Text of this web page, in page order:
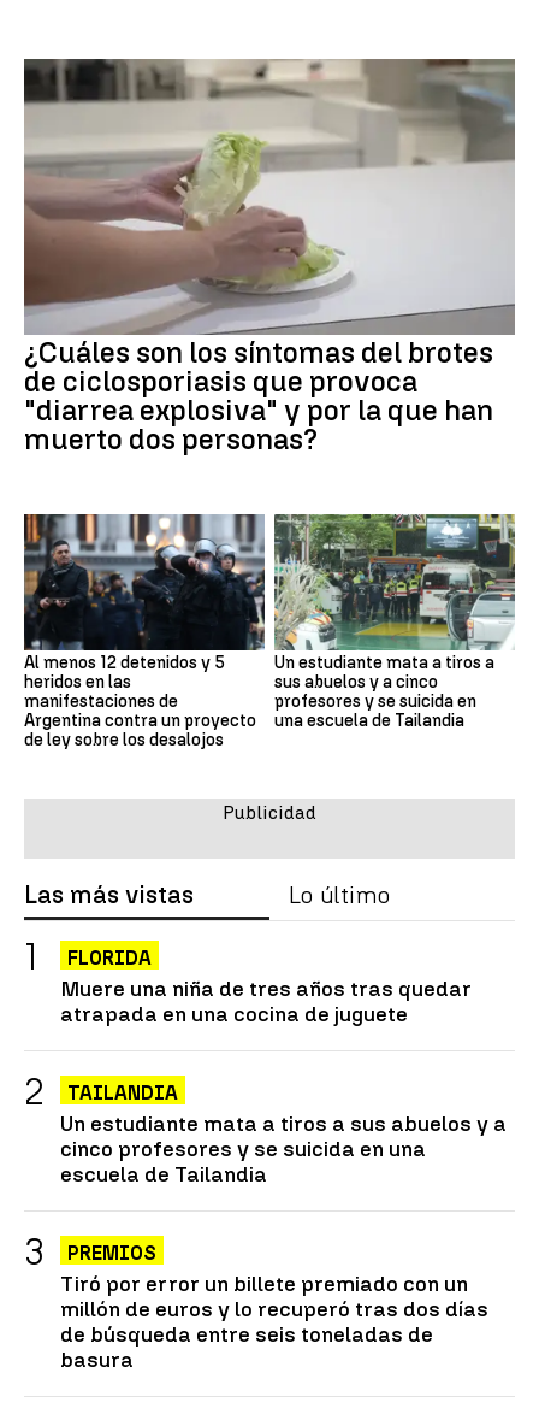
¿Cuáles son los síntomas del brotes
de ciclosporiasis que provoca
"diarrea explosiva" y por la que han
muerto dos personas?
Al menos 12 detenidos y 5
heridos en las
manifestaciones de
Argentina contra un proyecto
de ley sobre los desalojos
Un estudiante mata a tiros a
sus abuelos y a cinco
profesores y se suicida en
una escuela de Tailandia
Las más vistas Lo último
FLORIDA
Muere una niña de tres años tras quedar
atrapada en una cocina de juguete
TAILANDIA
Un estudiante mata a tiros a sus abuelos y a
cinco profesores y se suicida en una
escuela de Tailandia
PREMIOS
Tiró por error un billete premiado con un
millón de euros y lo recuperó tras dos días
de búsqueda entre seis toneladas de
basura